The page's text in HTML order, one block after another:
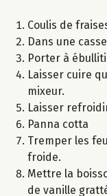
Coulis de
Dans une
Porter à
Laisser cuire
mixeur.
Laisser
Panna cotta
Tremper les
froide.
Mettre la
de vanille